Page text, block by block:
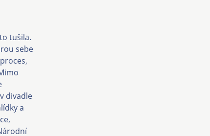
tušila.
sebe
divadle
a